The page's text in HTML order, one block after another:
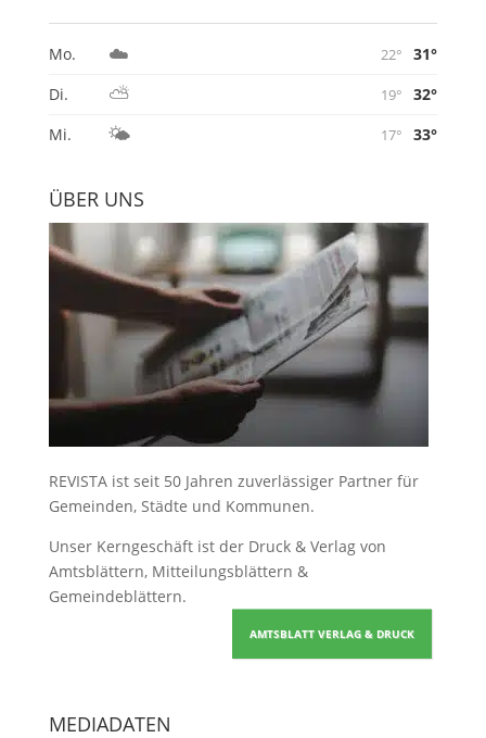
Mo. ☁️ 22°
31°
Di.
⛅ 19°
32°
Mi.
🌤️ 17° 33°
ÜBER UNS
REVISTA ist seit 50 Jahren zuverlässiger Partner für
Gemeinden, Städte und Kommunen.
Unser Kerngeschäft ist der Druck & Verlag von
Amtsblättern, Mitteilungsblättern &
Gemeindeblättern.
AMTSBLATT VERLAG & DRUCK
MEDIADATEN